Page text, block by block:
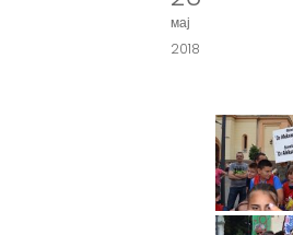
мај
2018